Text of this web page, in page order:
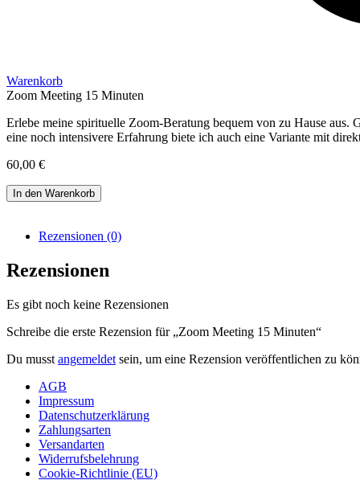
Warenkorb
Zoom Meeting 15 Minuten
Erlebe meine spirituelle Zoom-Beratung bequem von zu Hause
eine noch intensivere Erfahrung biete ich auch eine Variante mit
60,00 €
Zoom
Meeting
Minuten
In den Warenkorb
Rezensionen (0)
Rezensionen
Es gibt noch keine Rezensionen
Schreibe die erste Rezension für „Zoom Meeting 15 Minuten“
Du musst angemeldet sein, um eine Rezension veröffentlichen zu
AGB
Impressum
Datenschutzerklärung
Zahlungsarten
Versandarten
Widerrufsbelehrung
Cookie-Richtlinie (EU)